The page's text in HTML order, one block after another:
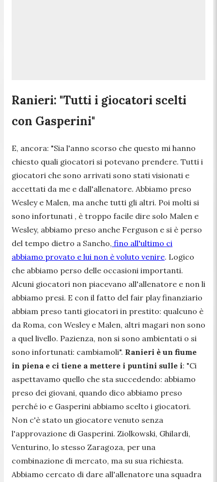
Ranieri: "Tutti i giocatori scelti
con Gasperini"
E, ancora: "Sia l'anno scorso che questo mi hanno
chiesto quali giocatori si potevano prendere. Tutti i
giocatori che sono arrivati sono stati visionati e
accettati da me e dall'allenatore. Abbiamo preso
Wesley e Malen, ma anche tutti gli altri. Poi molti si
sono infortunati , è troppo facile dire solo Malen e
Wesley, abbiamo preso anche Ferguson e si è perso
del tempo dietro a Sancho, fino all'ultimo ci
abbiamo provato e lui non è voluto venire. Logico
che abbiamo perso delle occasioni importanti.
Alcuni giocatori non piacevano all'allenatore e non li
abbiamo presi. E con il fatto del fair play finanziario
abbiam preso tanti giocatori in prestito: qualcuno è
da Roma, con Wesley e Malen, altri magari non sono
a quel livello. Pazienza, non si sono ambientati o si
sono infortunati: cambiamoli". Ranieri è un fiume
in piena e ci tiene a mettere i puntini sulle i: "Ci
aspettavamo quello che sta succedendo: abbiamo
preso dei giovani, quando dico abbiamo preso
perché io e Gasperini abbiamo scelto i giocatori.
Non c'è stato un giocatore venuto senza
l'approvazione di Gasperini. Ziolkowski, Ghilardi,
Venturino, lo stesso Zaragoza, per una
combinazione di mercato, ma su sua richiesta.
Abbiamo cercato di dare all'allenatore una squadra